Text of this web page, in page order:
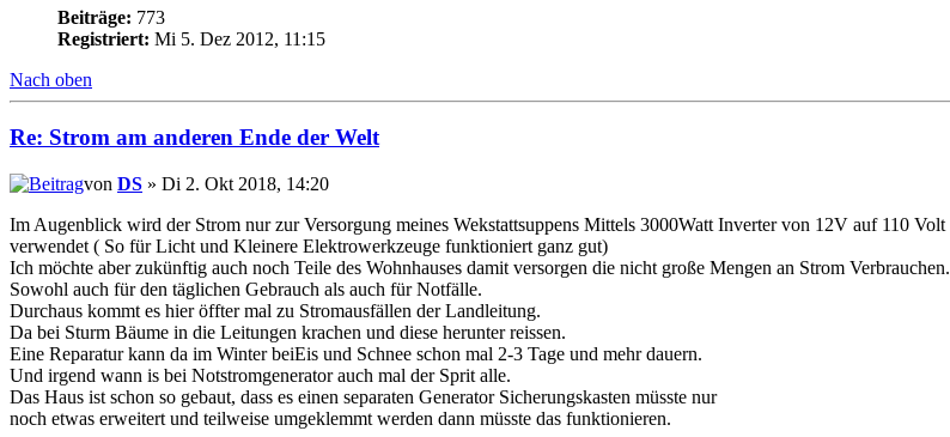
Beiträge: 773
Registriert: Mi 5. Dez 2012, 11:15
Nach oben
Re: Strom am anderen Ende der Welt
von DS » Di 2. Okt 2018, 14:20
Im Augenblick wird der Strom nur zur Versorgung meines Wekstattsuppens Mittels 3000Watt Inverter von 12V auf 110 Volt
verwendet ( So für Licht und Kleinere Elektrowerkzeuge funktioniert ganz gut)
Ich möchte aber zukünftig auch noch Teile des Wohnhauses damit versorgen die nicht große Mengen an Strom Verbrauchen.
Sowohl auch für den täglichen Gebrauch als auch für Notfälle.
Durchaus kommt es hier öffter mal zu Stromausfällen der Landleitung.
Da bei Sturm Bäume in die Leitungen krachen und diese herunter reissen.
Eine Reparatur kann da im Winter beiEis und Schnee schon mal 2-3 Tage und mehr dauern.
Und irgend wann is bei Notstromgenerator auch mal der Sprit alle.
Das Haus ist schon so gebaut, dass es einen separaten Generator Sicherungskasten müsste nur
noch etwas erweitert und teilweise umgeklemmt werden dann müsste das funktionieren.